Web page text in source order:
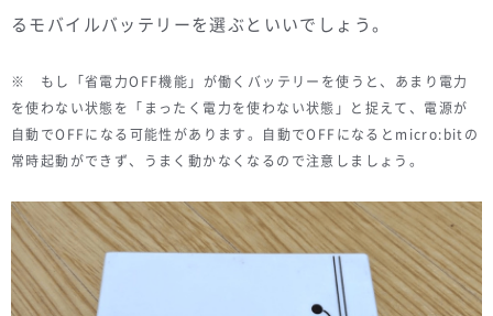
るモバイルバッテリーを選ぶといいでしょう。
※ もし「省電力OFF機能」が働くバッテリーを使うと、あまり電力
を使わない状態を「まったく電力を使わない状態」と捉えて、電源が
自動でOFFになる可能性があります。自動でOFFになるとmicro:bitの
常時起動ができず、うまく動かなくなるので注意しましょう。